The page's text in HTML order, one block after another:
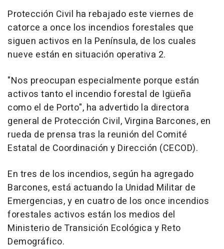
Protección Civil ha rebajado este viernes de
catorce a once los incendios forestales que
siguen activos en la Península, de los cuales
nueve están en situación operativa 2.
"Nos preocupan especialmente porque están
activos tanto el incendio forestal de Igüeña
como el de Porto", ha advertido la directora
general de Protección Civil, Virgina Barcones, en
rueda de prensa tras la reunión del Comité
Estatal de Coordinación y Dirección (CECOD).
En tres de los incendios, según ha agregado
Barcones, está actuando la Unidad Militar de
Emergencias, y en cuatro de los once incendios
forestales activos están los medios del
Ministerio de Transición Ecológica y Reto
Demográfico.